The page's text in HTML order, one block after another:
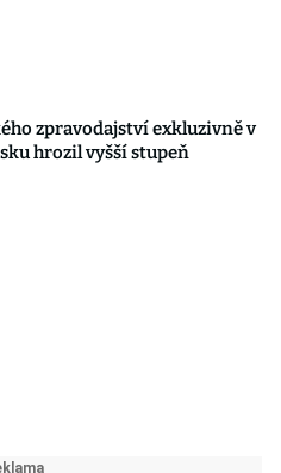
zpravodajství exkluzivně v
hrozil vyšší stupeň